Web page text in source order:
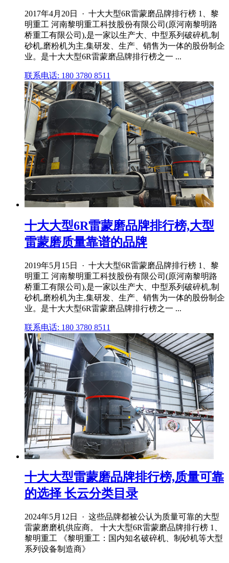
2017年4月20日 · 十大大型6R雷蒙磨品牌排行榜 1、黎
明重工 河南黎明重工科技股份有限公司(原河南黎明路
桥重工有限公司),是一家以生产大、中型系列破碎机,制
砂机,磨粉机为主,集研发、生产、销售为一体的股份制企
业。是十大大型6R雷蒙磨品牌排行榜之一 ...
联系电话: 180 3780 8511
十大大型6R雷蒙磨品牌排行榜,大型
雷蒙磨质量靠谱的品牌
2019年5月15日 · 十大大型6R雷蒙磨品牌排行榜 1、黎
明重工 河南黎明重工科技股份有限公司(原河南黎明路
桥重工有限公司),是一家以生产大、中型系列破碎机,制
砂机,磨粉机为主,集研发、生产、销售为一体的股份制企
业。是十大大型6R雷蒙磨品牌排行榜之一 ...
联系电话: 180 3780 8511
十大大型雷蒙磨品牌排行榜,质量可靠
的选择 长云分类目录
2024年5月12日 · 这些品牌都被公认为质量可靠的大型
雷蒙磨磨机供应商。 十大大型6R雷蒙磨品牌排行榜 1、
黎明重工 《黎明重工：国内知名破碎机、制砂机等大型
系列设备制造商》